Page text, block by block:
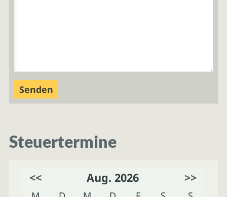
Steuertermine
<< Aug. 2026 >>